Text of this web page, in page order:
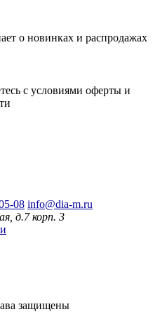
о новинках и распродажах
с условиями оферты и
08 info@dia-m.ru
д.7 корп. 3
защищены